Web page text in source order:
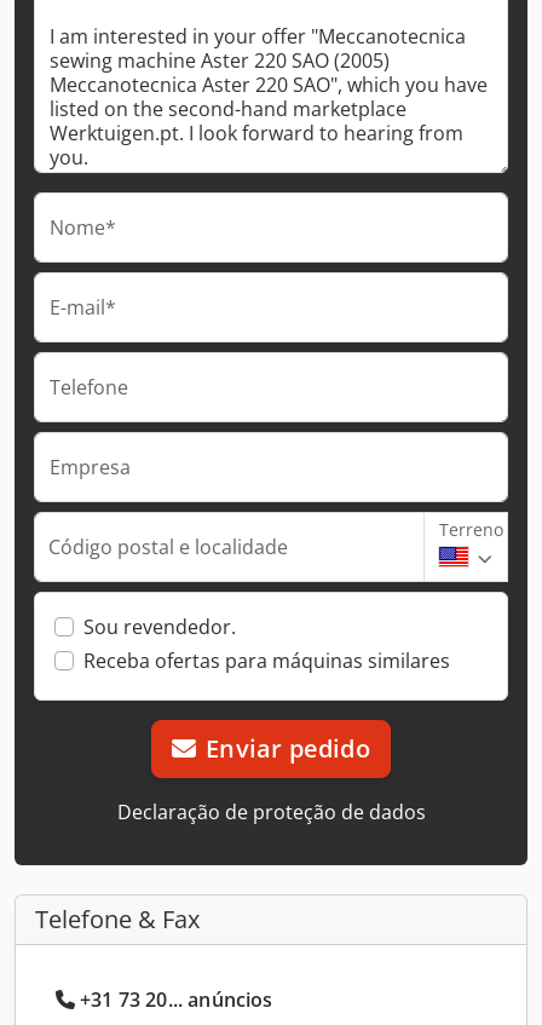
Nome*
E-mail*
Telefone
Empresa
Código postal e localidade
Terreno
Sou revendedor.
Receba ofertas para máquinas similares
Enviar pedido
Declaração de proteção de dados
Telefone & Fax
+31 73 20... anúncios